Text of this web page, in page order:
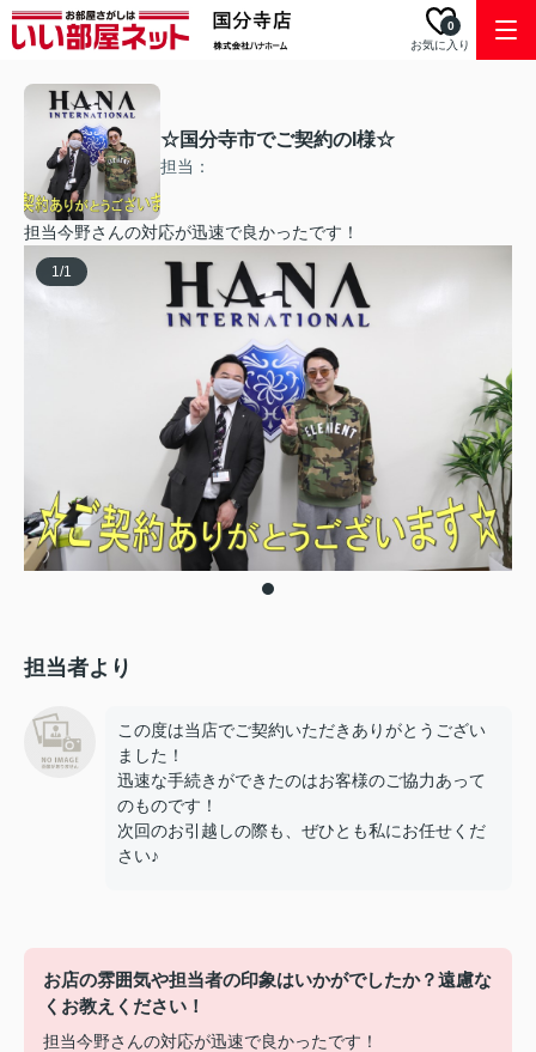
お気に入り
0
☆国分寺市でご契約のI様☆
担当：
担当今野さんの対応が迅速で良かったです！
1/1
担当者より
この度は当店でご契約いただきありがとうござい
ました！
迅速な手続きができたのはお客様のご協力あって
のものです！
次回のお引越しの際も、ぜひとも私にお任せくだ
さい♪
お店の雰囲気や担当者の印象はいかがでしたか？遠慮な
くお教えください！
担当今野さんの対応が迅速で良かったです！